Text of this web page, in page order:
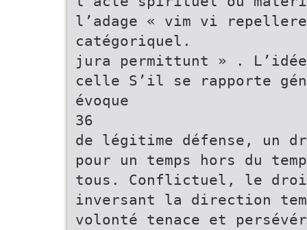
l’adage « vim vi repellere
catégoriquel.
jura permittunt » .
celle S’il se rapporte
évoque
36
de légitime défense, un
pour un temps hors du
tous. Conflictuel, le
inversant la direction
volonté tenace et